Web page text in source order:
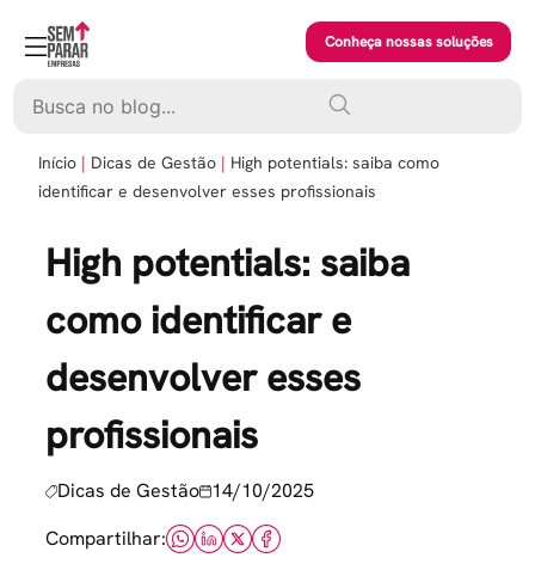
content
Conheça nossas soluções
Início Dicas de Gestão
High potentials: saiba como
identificar e desenvolver esses profissionais
High potentials: saiba
como identificar e
desenvolver esses
profissionais
Dicas de Gestão 14/10/2025
Compartilhar: